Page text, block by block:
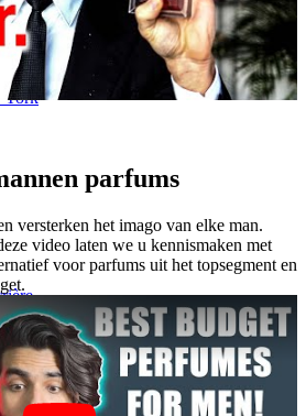
York
parfums
versterken het imago van elke man.
video laten we u kennismaken met
voor parfums uit het topsegment en